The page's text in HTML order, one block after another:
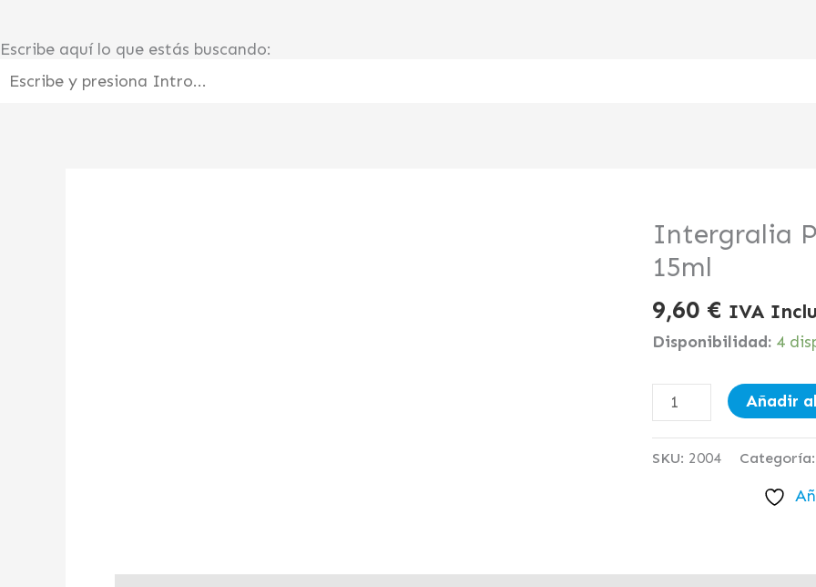
Escribe aquí lo que estás buscando:
Intergralia
15ml
9,60 € IVA
Disponibilidad: 4
Intergralia
Propolis
Spray
Oral
15ml
cantidad
Añadir
SKU: 2004 Categoría: